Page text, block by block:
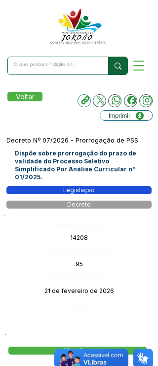
Voltar
Imprimir
Decreto Nº 07/2026 - Prorrogação de PSS
Dispõe sobre prorrogação do prazo de
validade do Processo Seletivo
Simplificado Por Análise Curricular nº
01/2025.
Legislação
Decreto
14208
95
21 de fevereiro de 2026
Visualizar